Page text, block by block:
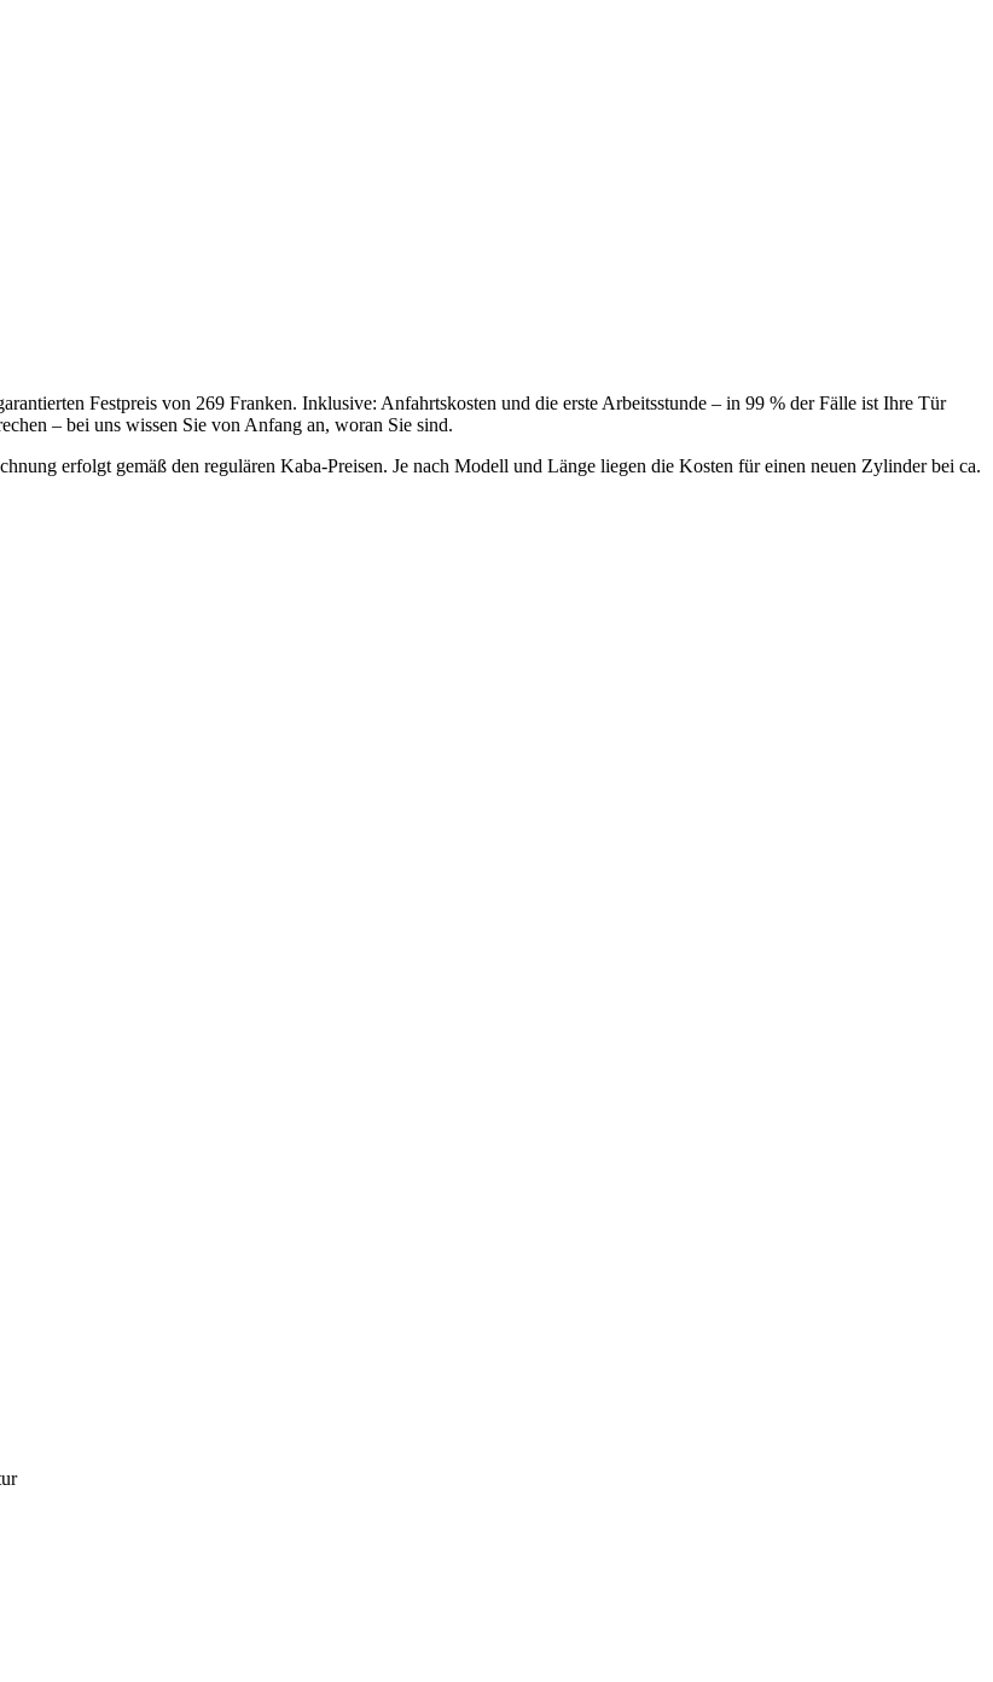
Festpreis von 269 Franken. Inklusive: Anfahrtskosten und die erste Arbeitsstunde – in 99 % der Fälle ist Ihre Tür
– bei uns wissen Sie von Anfang an, woran Sie sind.
erfolgt gemäß den regulären Kaba-Preisen. Je nach Modell und Länge liegen die Kosten für einen neuen Zylinder bei ca.